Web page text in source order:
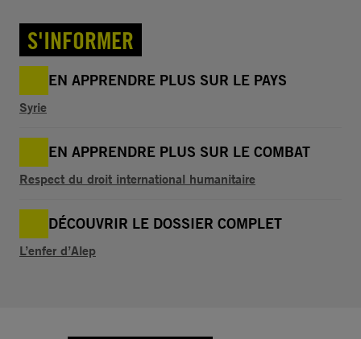
S'INFORMER
EN APPRENDRE PLUS SUR LE PAYS
Syrie
EN APPRENDRE PLUS SUR LE COMBAT
Respect du droit international humanitaire
DÉCOUVRIR LE DOSSIER COMPLET
L’enfer d’Alep